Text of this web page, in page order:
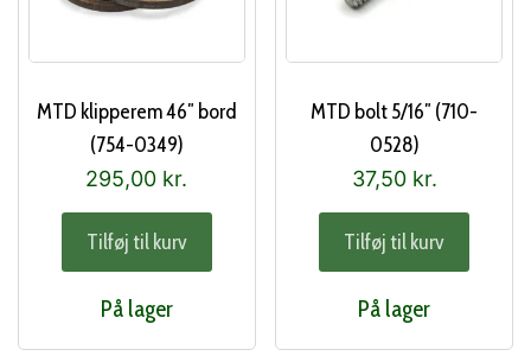
MTD klipperem 46″ bord
(754-0349)
295,00 kr.
Tilføj til kurv
På lager
MTD bolt 5/16″ (710-
0528)
37,50 kr.
Tilføj til kurv
På lager